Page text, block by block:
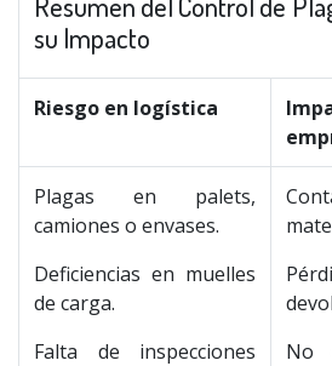
su Impacto
Riesgo en logística
Plagas en palets,
camiones o envases.
Deficiencias en muelles
de carga.
Falta de inspecciones
No